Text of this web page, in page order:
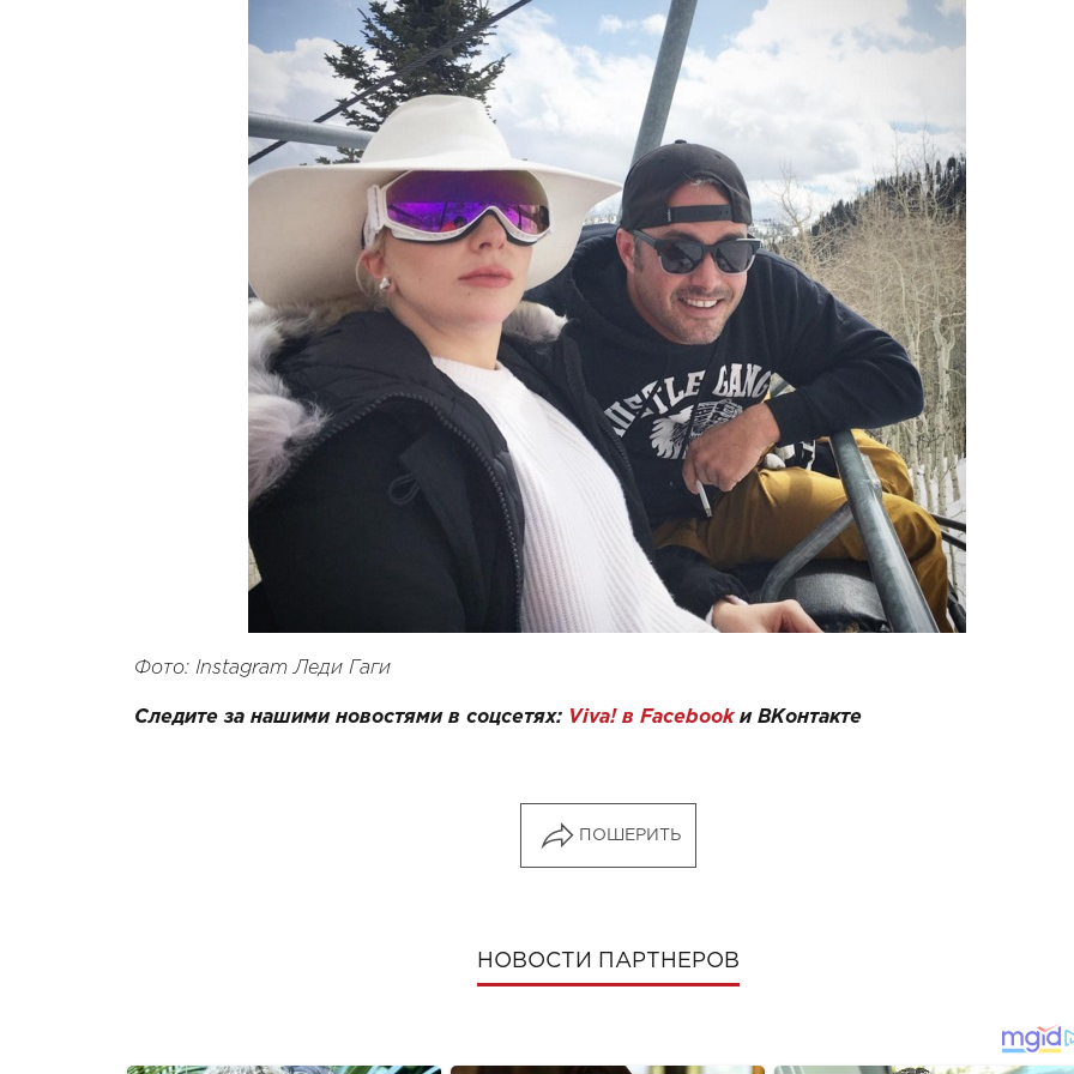
Фото: Instagram Леди Гаги
Следите за нашими новостями в соцсетях: Viva! в Facebookи ВКонтакте
ПОШЕРИТЬ
НОВОСТИ ПАРТНЕРОВ